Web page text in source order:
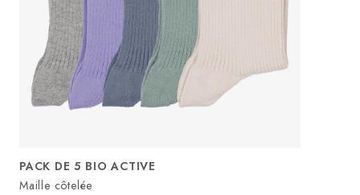
PACK DE 5 BIO ACTIVE
Maille côtelée